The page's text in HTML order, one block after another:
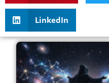
LinkedIn